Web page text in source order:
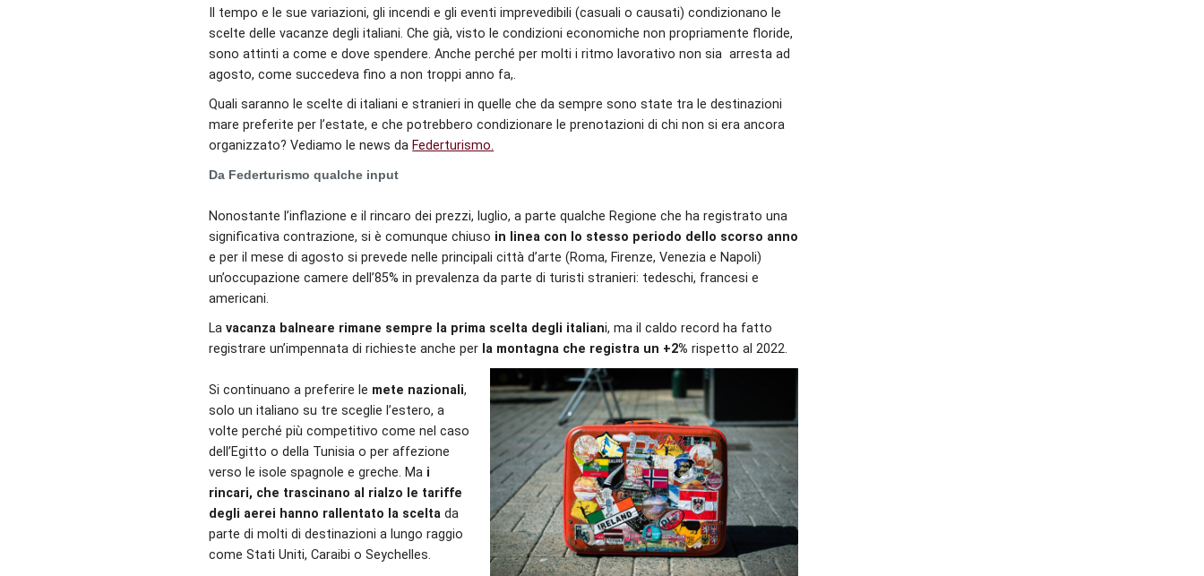
Il tempo e le sue variazioni, gli incendi e gli eventi imprevedibili (casuali o causati) condizionano le
scelte delle vacanze degli italiani. Che già, visto le condizioni economiche non propriamente floride,
sono attinti a come e dove spendere. Anche perché per molti i ritmo lavorativo non sia arresta ad
agosto, come succedeva fino a non troppi anno fa,.
Quali saranno le scelte di italiani e stranieri in quelle che da sempre sono state tra le destinazioni
mare preferite per l’estate, e che potrebbero condizionare le prenotazioni di chi non si era ancora
organizzato? Vediamo le news da Federturismo.
Da Federturismo qualche input
Nonostante l’inflazione e il rincaro dei prezzi, luglio, a parte qualche Regione che ha registrato una
significativa contrazione, si è comunque chiuso in linea con lo stesso periodo dello scorso anno
e per il mese di agosto si prevede nelle principali città d’arte (Roma, Firenze, Venezia e Napoli)
un’occupazione camere dell’85% in prevalenza da parte di turisti stranieri: tedeschi, francesi e
americani.
Lavacanza balneare rimane sempre la prima scelta degli italiani, ma il caldo record ha fatto
registrare un’impennata di richieste anche per la montagna che registra un +2% rispetto al 2022.
Si continuano a preferire le mete nazionali,
solo un italiano su tre sceglie l’estero, a
volte perché più competitivo come nel caso
dell’Egitto o della Tunisia o per affezione
verso le isole spagnole e greche. Ma i
rincari, che trascinano al rialzo le tariffe
degli aerei hanno rallentato la scelta da
parte di molti di destinazioni a lungo raggio
come Stati Uniti, Caraibi o Seychelles.